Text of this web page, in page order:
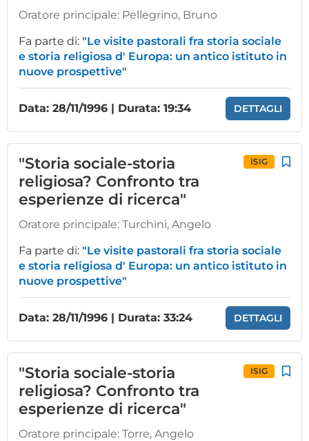
Oratore principale: Pellegrino, Bruno
Fa parte di: "Le visite pastorali fra storia sociale
e storia religiosa d' Europa: un antico istituto in
nuove prospettive"
Data: 28/11/1996 | Durata: 19:34 DETTAGLI
"Storia sociale-storia
religiosa? Confronto tra
esperienze di ricerca"
ISIG
Oratore principale: Turchini, Angelo
Fa parte di: "Le visite pastorali fra storia sociale
e storia religiosa d' Europa: un antico istituto in
nuove prospettive"
Data: 28/11/1996 | Durata: 33:24 DETTAGLI
"Storia sociale-storia
religiosa? Confronto tra
esperienze di ricerca"
ISIG
Oratore principale: Torre, Angelo